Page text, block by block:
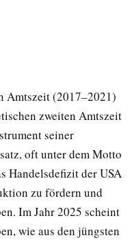
Amtszeit (2017–2021)
zweiten Amtszeit
seiner
oft unter dem Motto
Handelsdefizit der USA
zu fördern und
Im Jahr 2025 scheint
wie aus den jüngsten